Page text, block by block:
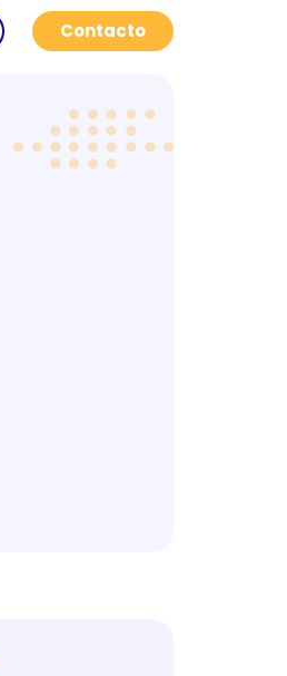
Contacto